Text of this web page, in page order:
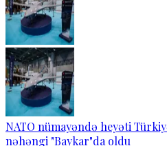
NATO nümayəndə heyəti
nəhəngi "Baykar"da oldu